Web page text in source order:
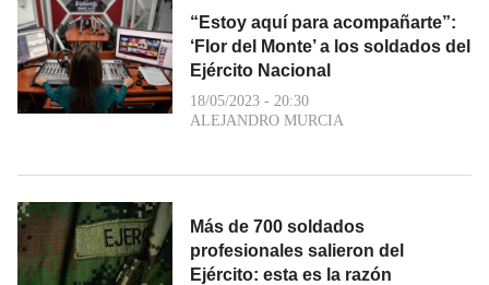
“Estoy aquí para acompañarte”:
‘Flor del Monte’ a los soldados del
Ejército Nacional
18/05/2023 - 20:30
ALEJANDRO MURCIA
Más de 700 soldados
profesionales salieron del
Ejército: esta es la razón